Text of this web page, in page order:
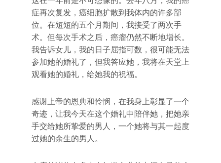
症再次复发，癌细胞扩散到我体内的许多部
位。在短短的五个月期间，我接受了两次手
术。但每次手术之后，癌瘤仍然不断地增长。
我告诉女儿，我的日子屈指可数，很可能无法
参加她的婚礼了，但我答应她，我将在天堂上
观看她的婚礼，给她我的祝福。
感谢上帝的恩典和怜悯，在我身上彰显了一个
奇迹，让我今天在这个婚礼中陪伴她，把她亲
手交给她所挚爱的男人，一个她将与其一起度
过她的余生的男人。